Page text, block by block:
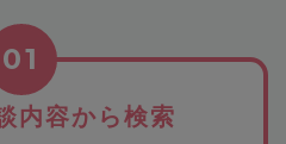
内容から検索
01